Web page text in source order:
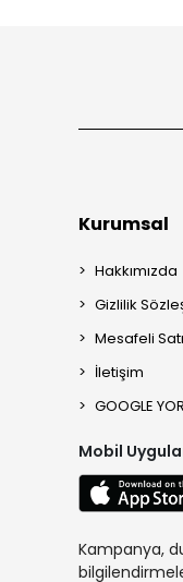
Kurumsal
Hakkımızda
Gizlilik
Mesafeli
İletişim
GOOGLE
Mobil
Kampanya,